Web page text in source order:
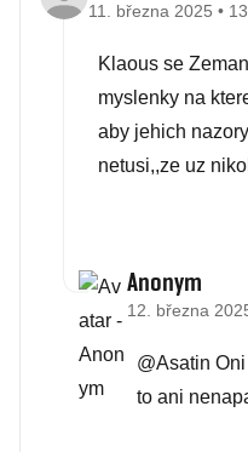
11. března 2025 •
Klaous se
myslenky na
aby jehich
netusi,,ze uz
Anonym
12. března
@Asatin
to ani